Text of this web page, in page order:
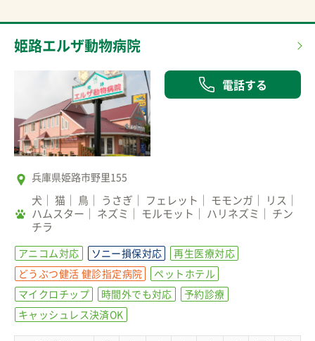
姫路エルザ動物病院
電話する
兵庫県姫路市野里155
犬 猫 鳥 うさぎ フェレット モモンガ
リス
ハムスター
ネズミ モルモット ハリネズミ
チン
チラ
アニコム対応 ソニー損保対応
再生医療対応
どうぶつ健活 健診指定病院
ペットホテル
マイクロチップ
時間外でも対応
予約診療
キャッシュレス決済OK